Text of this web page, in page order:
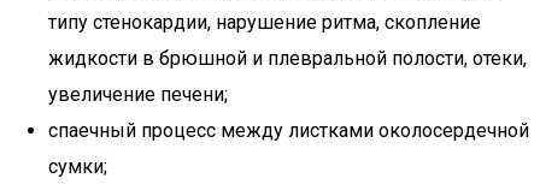
типу стенокардии, нарушение ритма, скопление
жидкости в брюшной и плевральной полости, отеки,
увеличение печени;
спаечный процесс между листками околосердечной
сумки;